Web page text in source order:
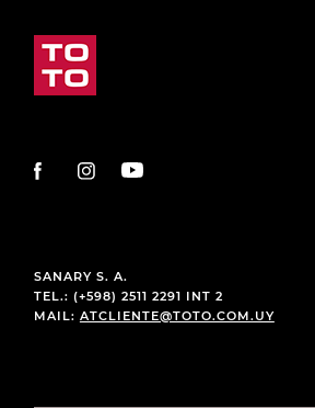
SANARY S. A.
TEL.: (+598) 2511 2291 INT 2
MAIL: ATCLIENTE@TOTO.COM.UY